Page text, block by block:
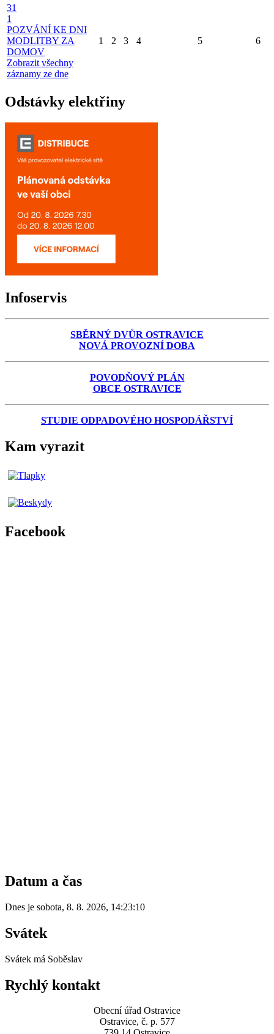
31
1
POZVÁNÍ KE DNI
MODLITBY ZA
DOMOV
Zobrazit všechny
záznamy ze dne
1 2 3 4 5 6
Odstávky elektřiny
Infoservis
SBĚRNÝ DVŮR OSTRAVICE
NOVÁ PROVOZNÍ DOBA
POVODŇOVÝ PLÁN
OBCE OSTRAVICE
STUDIE ODPADOVÉHO HOSPODÁŘSTVÍ
Kam vyrazit
Facebook
Datum a čas
Dnes je sobota, 8. 8. 2026, 14:23:10
Svátek
Svátek má Soběslav
Rychlý kontakt
Obecní úřad Ostravice
Ostravice, č. p. 577